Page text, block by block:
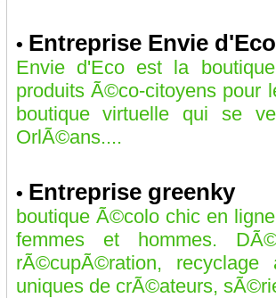
• Entreprise Envie d'Eco
Envie d'Eco est la
produits Ã©co-citoyens pour
boutique virtuelle qui se
OrlÃ©ans....
• Entreprise greenky
boutique Ã©colo chic en
femmes et hommes.
rÃ©cupÃ©ration,
uniques de crÃ©ateurs,